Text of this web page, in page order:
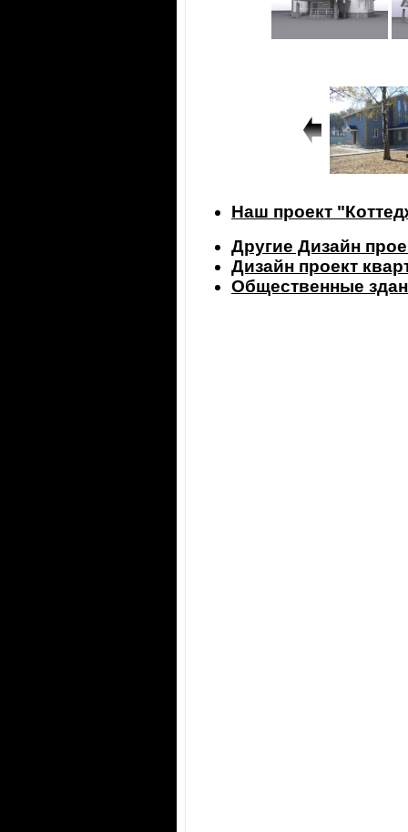
Наш проект
Другие Дизайн
Дизайн проект
Общественные